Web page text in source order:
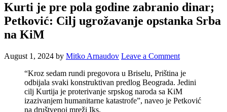
Kurti je pre pola godine zabranio dinar;
Petković: Cilj ugrožavanje opstanka Srba
na KiM
August 1, 2024 by Mitko Arnaudov Leave a Comment
“Kroz sedam rundi pregovora u Briselu, Priština je
odbijala svaki konstruktivan predlog Beograda. Jedini
cilj Kurtija je proterivanje srpskog naroda sa KiM
izazivanjem humanitarne katastrofe”, naveo je Petković
na društvenoj mreži Iks.